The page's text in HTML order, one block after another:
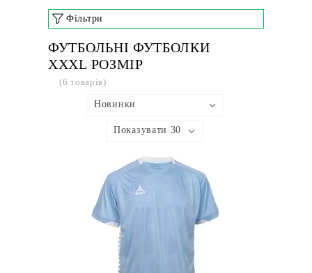
Фільтри
ФУТБОЛЬНІ ФУТБОЛКИ
XXXL РОЗМІР
(6 товарів)
Новинки
Показувати 30